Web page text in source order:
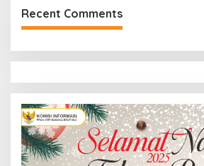
Recent Comments